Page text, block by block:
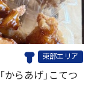
東部エリア
からあげ」こてつ